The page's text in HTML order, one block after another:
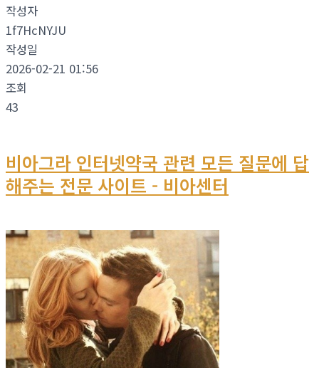
작성자
1f7HcNYJU
작성일
2026-02-21 01:56
조회
43
비아그라 인터넷약국 관련 모든 질문에 답
해주는 전문 사이트 - 비아센터